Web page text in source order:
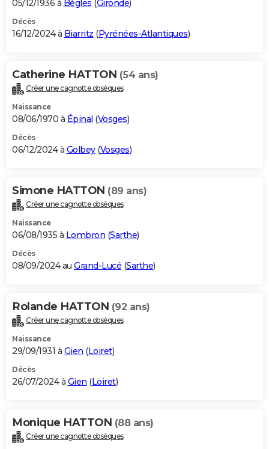
05/12/1936 à Bègles (Gironde)
Décès
16/12/2024 à Biarritz (Pyrénées-Atlantiques)
Catherine HATTON (54 ans)
Créer une cagnotte obsèques
Naissance
08/06/1970 à Épinal (Vosges)
Décès
06/12/2024 à Golbey(Vosges)
Simone HATTON (89 ans)
Créer une cagnotte obsèques
Naissance
06/08/1935 à Lombron (Sarthe)
Décès
08/09/2024 au Grand-Lucé (Sarthe)
Rolande HATTON (92 ans)
Créer une cagnotte obsèques
Naissance
29/09/1931 à Gien (Loiret)
Décès
26/07/2024 à Gien (Loiret)
Monique HATTON (88 ans)
Créer une cagnotte obsèques